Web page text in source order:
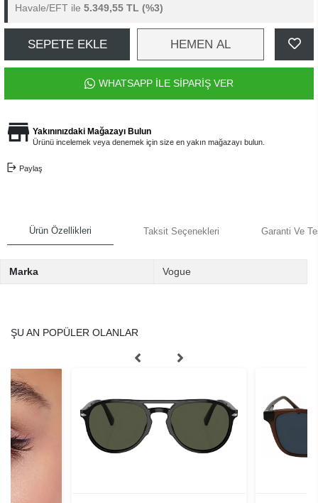
Havale/EFT ile 5.349,55 TL (%3)
SEPETE EKLE HEMEN AL
WHATSAPP İLE SİPARİŞ VER
Yakınınızdaki Mağazayı Bulun
Ürünü incelemek veya denemek için size en yakın mağazayı bulun.
Paylaş
Ürün Özellikleri Taksit Seçenekleri Garanti Ve
Marka Vogue
ŞU AN POPÜLER OLANLAR